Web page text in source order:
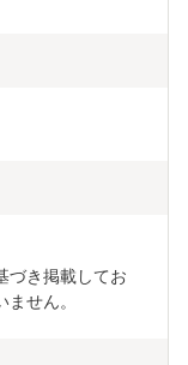
づき掲載してお
せん。